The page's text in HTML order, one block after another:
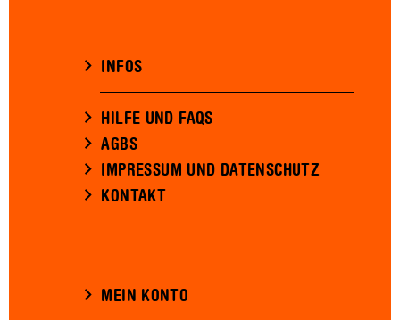
INFOS
HILFE UND FAQS
AGBS
IMPRESSUM UND DATENSCHUTZ
KONTAKT
MEIN KONTO